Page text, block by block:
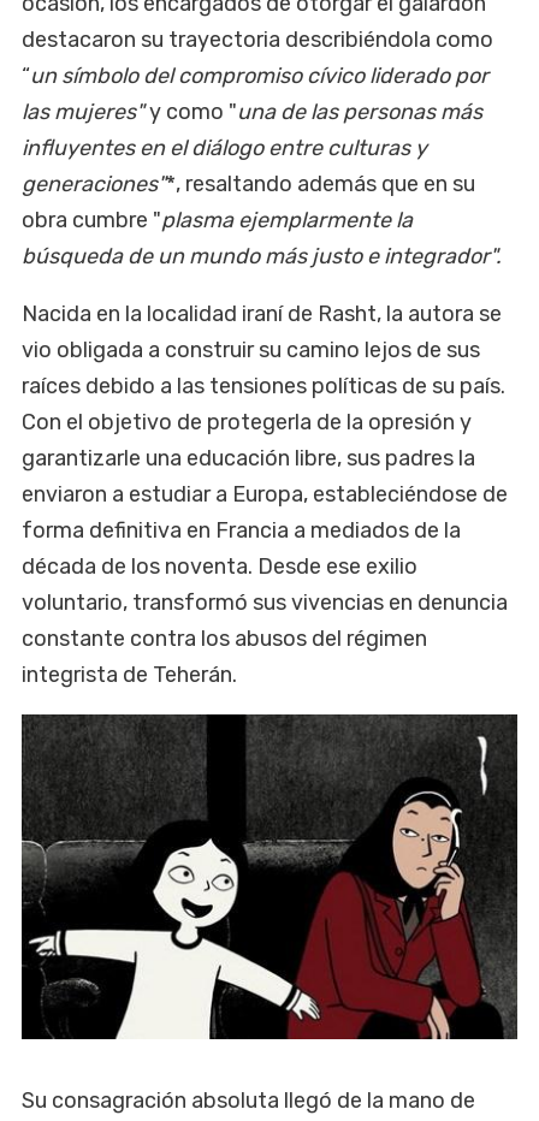
destacaron su trayectoria describiéndola como
“un símbolo del compromiso cívico liderado por
las mujeres"y como "una de las personas más
influyentes en el diálogo entre culturas y
generaciones"*, resaltando además que en su
obra cumbre "plasma ejemplarmente la
búsqueda de un mundo más justo e integrador".
Nacida en la localidad iraní de Rasht, la autora se
vio obligada a construir su camino lejos de sus
raíces debido a las tensiones políticas de su país.
Con el objetivo de protegerla de la opresión y
garantizarle una educación libre, sus padres la
enviaron a estudiar a Europa, estableciéndose de
forma definitiva en Francia a mediados de la
década de los noventa. Desde ese exilio
voluntario, transformó sus vivencias en denuncia
constante contra los abusos del régimen
integrista de Teherán.
Su consagración absoluta llegó de la mano de